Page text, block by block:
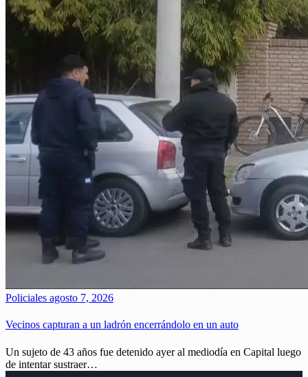
Policiales agosto 7, 2026
Vecinos capturan a un ladrón encerrándolo en un auto
Un sujeto de 43 años fue detenido ayer al mediodía en Capital luego
de intentar sustraer…